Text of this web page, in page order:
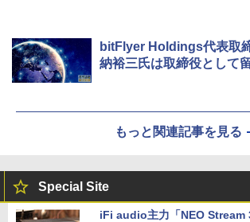
bitFlyer Holdings代表取
納裕三氏は取締役として
もっと関連記事を見る
Special Site
iFi audio主力「NEO Stream